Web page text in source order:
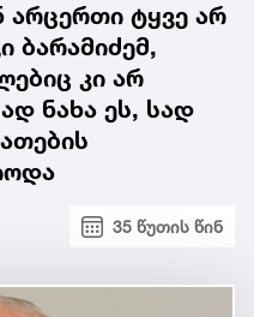
არცერთი ტყვე არ
ბარამიძემ,
კი არ
ნახა ეს, სად
35 წუთის წინ